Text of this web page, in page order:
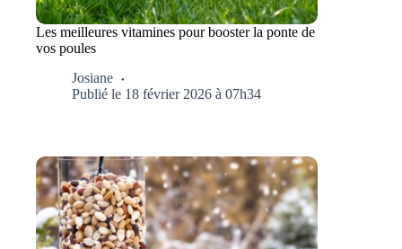
Les meilleures vitamines pour booster la ponte de
vos poules
Josiane
Publié le 18 février 2026 à 07h34